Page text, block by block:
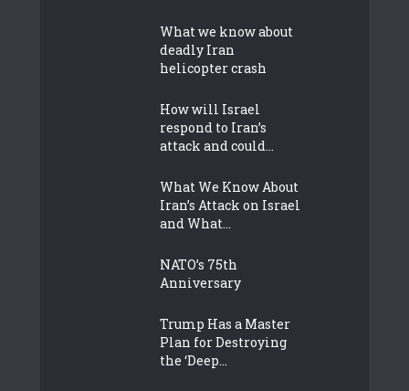
What we know about
deadly Iran
helicopter crash
How will Israel
respond to Iran’s
attack and could...
What We Know About
Iran’s Attack on Israel
and What...
NATO’s 75th
Anniversary
Trump Has a Master
Plan for Destroying
the ‘Deep...